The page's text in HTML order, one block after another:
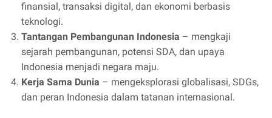
finansial, transaksi digital, dan ekonomi berbasis
teknologi.
Tantangan Pembangunan Indonesia – mengkaji
sejarah pembangunan, potensi SDA, dan upaya
Indonesia menjadi negara maju.
Kerja Sama Dunia – mengeksplorasi globalisasi, SDGs,
dan peran Indonesia dalam tatanan internasional.